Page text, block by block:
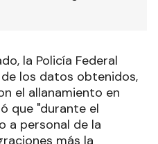
la Policía Federal
los datos obtenidos,
el allanamiento en
que "durante el
a personal de la
más la